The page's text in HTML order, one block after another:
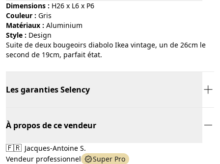
Dimensions : H26 x L6 x P6
Couleur :
gris
Matériaux :
aluminium
Style :
design
Suite de deux bougeoirs diabolo Ikea vintage, un de 26cm le
second de 19cm, parfait état.
Les garanties Selency
À propos de ce vendeur
🇫🇷 Jacques-Antoine S.
Vendeur professionnel
Super Pro